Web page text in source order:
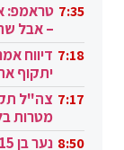
7:35 טראמפ:
– אבל
בעזה 7:18 דיווח
יתקוף
בקטאר" 7:17 צה"ל
מטרות
8:50